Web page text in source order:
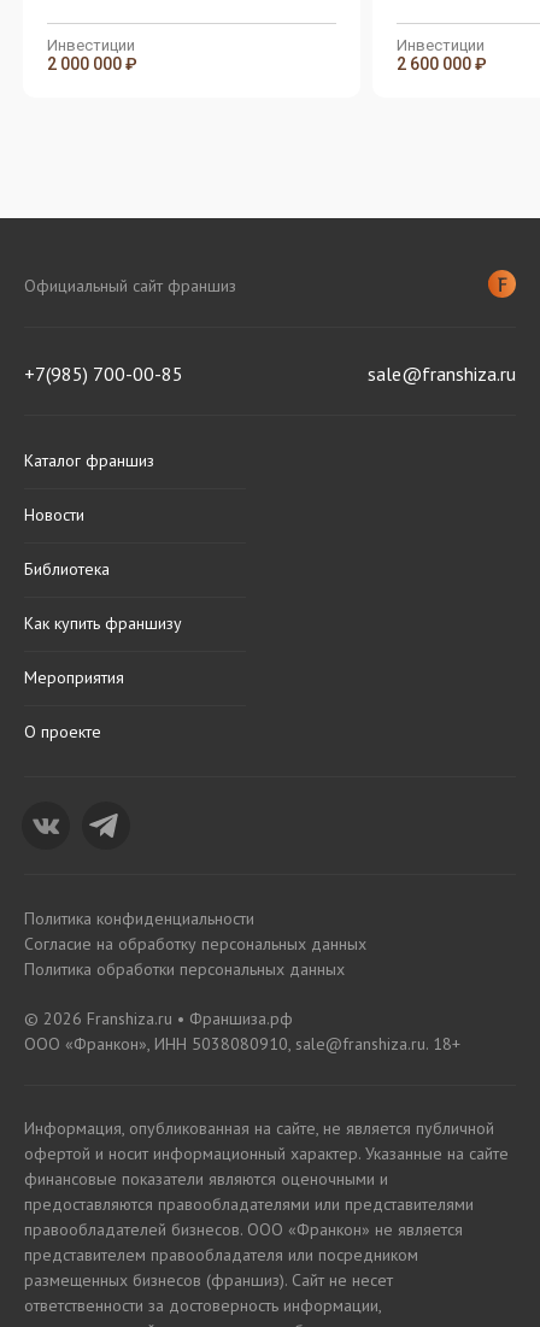
Инвестиции
2 000 000 ₽
Инвестиции
2 600 000 ₽
Официальный сайт франшиз
+7(985) 700-00-85 sale@franshiza.ru
Каталог франшиз
Новости
Библиотека
Как купить франшизу
Мероприятия
О проекте
Политика конфиденциальности
Согласие на обработку персональных данных
Политика обработки персональных данных
© 2026 Franshiza.ru • Франшиза.рф
ООО «Франкон», ИНН 5038080910, sale@franshiza.ru. 18+
Информация, опубликованная на сайте, не является публичной
офертой и носит информационный характер. Указанные на сайте
финансовые показатели являются оценочными и
предоставляются правообладателями или представителями
правообладателей бизнесов. ООО «Франкон» не является
представителем правообладателя или посредником
размещенных бизнесов (франшиз). Сайт не несет
ответственности за достоверность информации,